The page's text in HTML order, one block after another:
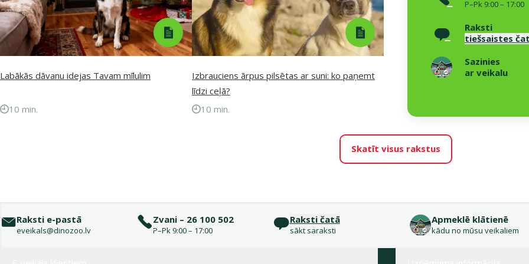
P–Pk 9:00 – 17:00
Raksti
tiešsaistes
Sazinies
ar veikalu
Labākās dāvanu idejas Tavam mīlulim
10 min.
Izbrauciens ārpus pilsētas ar suni: ko paņemt
līdzi ceļā?
10 min.
Skatīt visus rakstus
Raksti e-pastā
eveikals@dinozoo.lv
Zvani – 26 100 502
P–Pk 9:00 – 17:00
Raksti čatā
sākt saraksti
Apmeklē klātienē
kādu no mūsu veikaliem